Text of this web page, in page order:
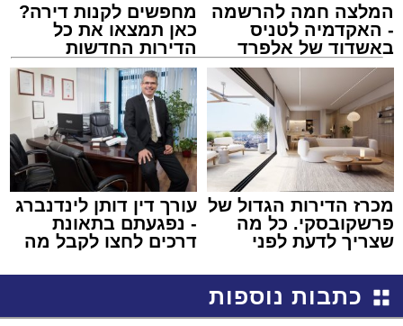
המלצה חמה להרשמה
- האקדמיה לטניס
באשדוד של אלפרד
קריאולנסקי - לילדים
מחפשים לקנות דירה?
כאן תמצאו את כל
הדירות החדשות
למכירה באשדוד >>>
מכרז הדירות הגדול של
פרשקובסקי. כל מה
שצריך לדעת לפני
באשדוד
עורך דין דותן לינדנברג
- נפגעתם בתאונת
דרכים לחצו לקבל מה
כתבות נוספות